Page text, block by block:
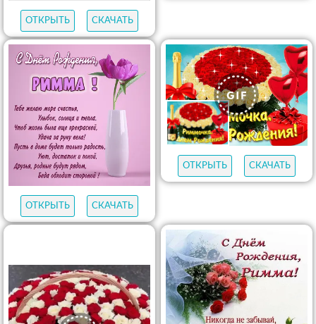
ОТКРЫТЬ СКАЧАТЬ
ОТКРЫТЬ СКАЧАТЬ
ОТКРЫТЬ СКАЧАТЬ